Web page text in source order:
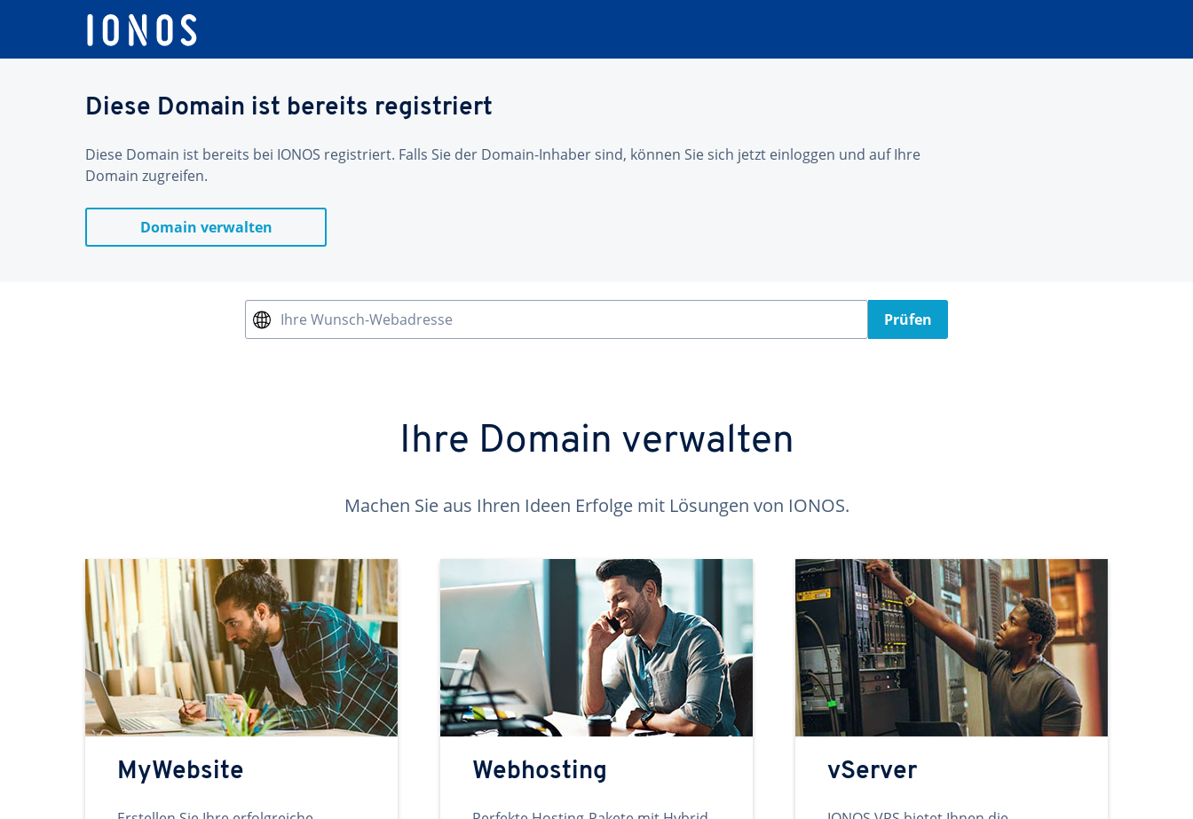
Diese Domain ist bereits registriert
Diese Domain ist bereits bei IONOS registriert. Falls Sie der Domain-Inhaber sind, können Sie sich jetzt einloggen und auf Ihre
Domain zugreifen.
Domain verwalten
Ihre Wunsch-Webadresse Prüfen
Ihre Domain verwalten
Machen Sie aus Ihren Ideen Erfolge mit Lösungen von IONOS.
MyWebsite Webhosting vServer